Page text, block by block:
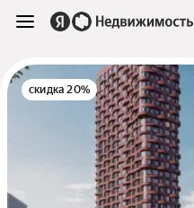
скидка 20%